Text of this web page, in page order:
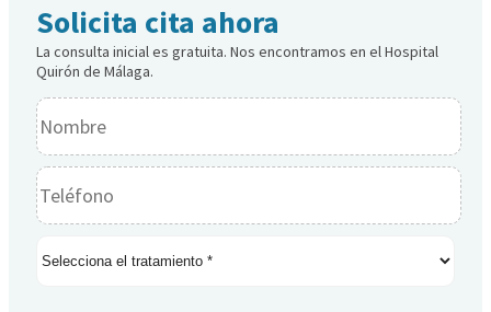
Solicita cita ahora
La consulta inicial es gratuita. Nos encontramos en el Hospital
Quirón de Málaga.